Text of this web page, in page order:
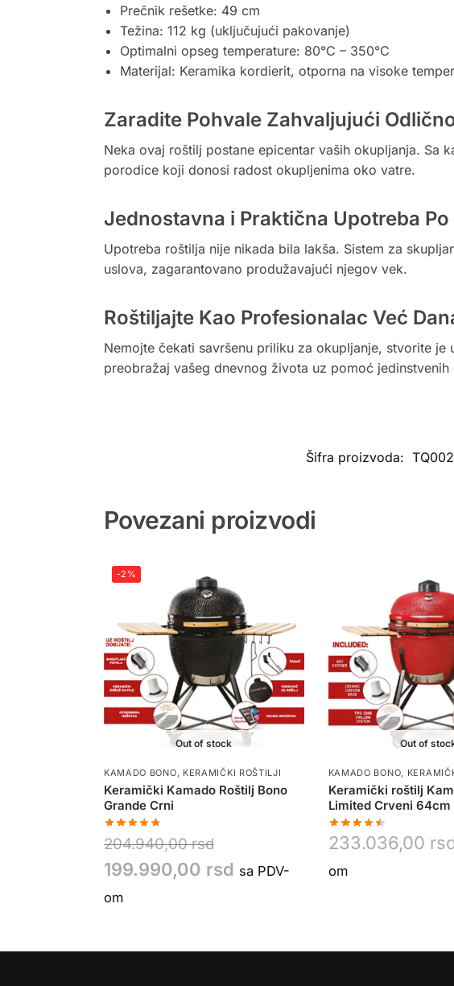
Prečnik rešetke: 49 cm
Težina: 112 kg (uključujući pakovanje)
Optimalni opseg temperature: 80°C – 350°C
Materijal: Keramika kordierit, otporna na visoke
Zaradite Pohvale Zahvaljujući
Neka ovaj roštilj postane epicentar vaših okupljanja. Sa
porodice koji donosi radost okupljenima oko vatre.
Jednostavna i Praktična Upotreba Po
Upotreba roštilja nije nikada bila lakša. Sistem za
uslova, zagarantovano produžavajući njegov vek.
Roštiljajte Kao Profesionalac Već
Nemojte čekati savršenu priliku za okupljanje, stvorite je
preobražaj vašeg dnevnog života uz pomoć
Šifra proizvoda:
Povezani proizvodi
-2%
Out of stock
KAMADO BONO, KERAMIČKI ROŠTILJI
Keramički Kamado Roštilj Bono
Grande Crni
204.940,00rsd
199.990,00 rsd sa PDV-
om
Out of
KAMADO BONO,
Keramički roštilj
Limited Crveni 64cm
233.036,00
om